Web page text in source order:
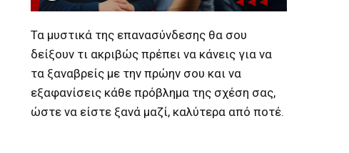
Τα μυστικά της επανασύνδεσης θα σου
δείξουν τι ακριβώς πρέπει να κάνεις για να
τα ξαναβρείς με την πρώην σου και να
εξαφανίσεις κάθε πρόβλημα της σχέση σας,
ώστε να είστε ξανά μαζί, καλύτερα από ποτέ.